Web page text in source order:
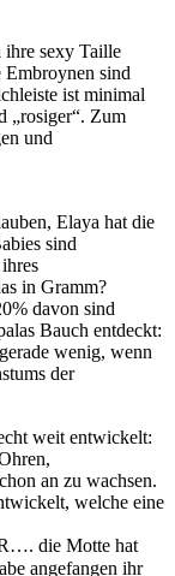
ihre sexy Taille
sind
ist minimal
„rosiger“. Zum
und
Elaya hat die
sind
in Gramm?
davon sind
Bauch entdeckt:
wenig, wenn
der
weit entwickelt:
an zu wachsen.
welche eine
die Motte hat
angefangen ihr